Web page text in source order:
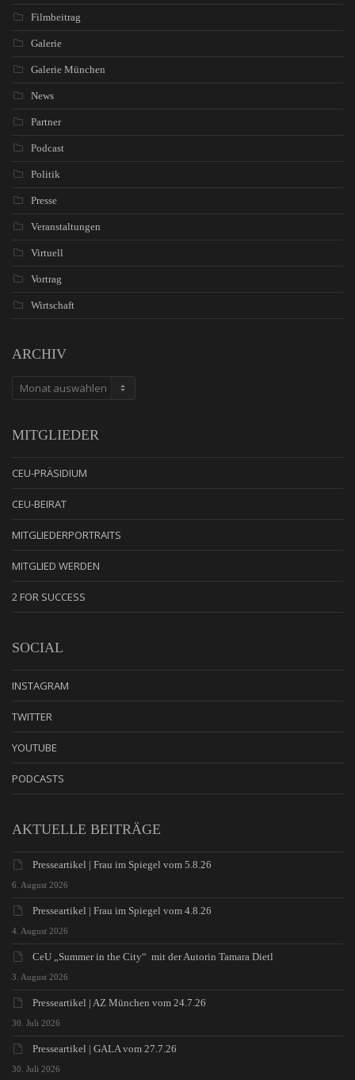
Filmbeitrag
Galerie
Galerie München
News
Partner
Podcast
Politik
Presse
Veranstaltungen
Virtuell
Vortrag
Wirtschaft
ARCHIV
ARCHIV
MITGLIEDER
CEU-PRÄSIDIUM
CEU-BEIRAT
MITGLIEDERPORTRAITS
MITGLIED WERDEN
2 FOR SUCCESS
SOCIAL
INSTAGRAM
TWITTER
YOUTUBE
PODCASTS
AKTUELLE BEITRÄGE
Presseartikel | Frau im Spiegel vom 5.8.26
6. August 2026
Presseartikel | Frau im Spiegel vom 4.8.26
4. August 2026
CeU „Summer in the City“ mit der Autorin Tamara Dietl
3. August 2026
Presseartikel | AZ München vom 24.7.26
30. Juli 2026
Presseartikel | GALA vom 27.7.26
30. Juli 2026